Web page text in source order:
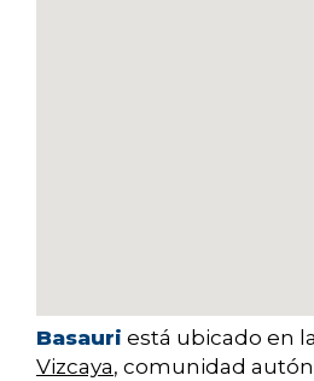
Basauri está ubicado en
Vizcaya, comunidad